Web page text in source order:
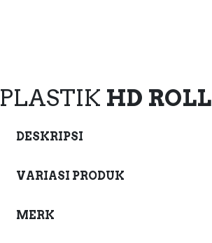
PLASTIK HD ROLL
DESKRIPSI
VARIASI PRODUK
MERK